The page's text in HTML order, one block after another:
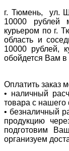
г. Тюмень, ул.
10000 рублей
курьером по г.
область и
10000 рублей,
обойдется Вам в
Оплатить заказ
• наличный
товара с нашего
• безналичный
продукцию
подготовим
организуем